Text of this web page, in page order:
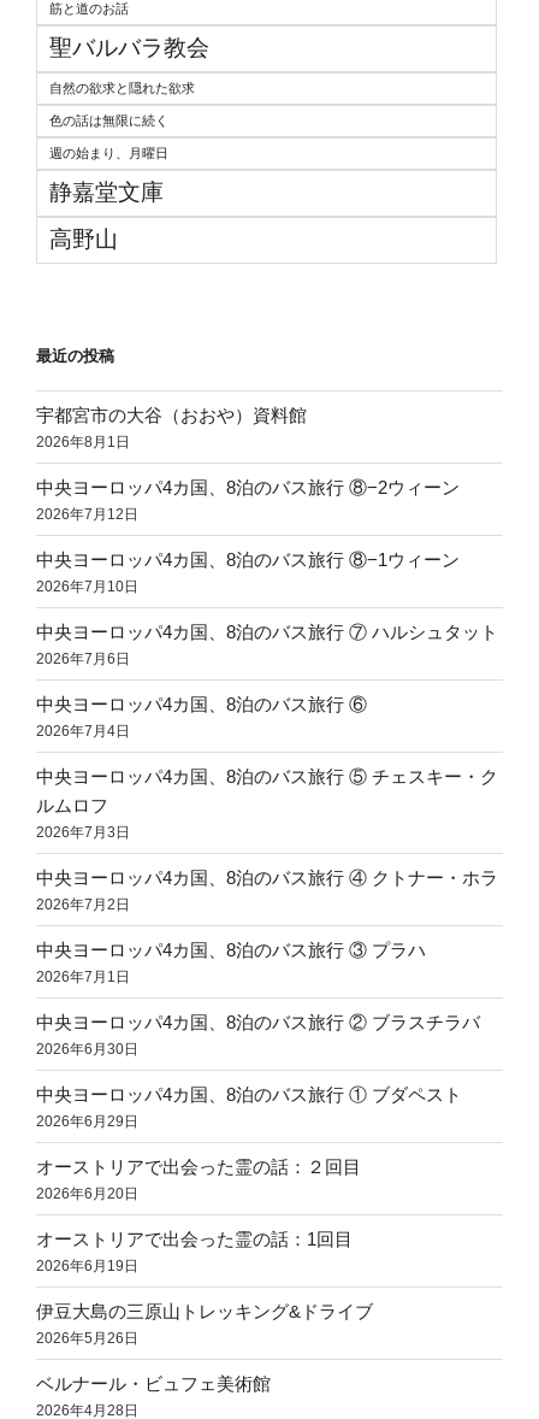
筋と道のお話
聖バルバラ教会
自然の欲求と隠れた欲求
色の話は無限に続く
週の始まり、月曜日
静嘉堂文庫
高野山
最近の投稿
宇都宮市の大谷（おおや）資料館
2026年8月1日
中央ヨーロッパ4カ国、8泊のバス旅行 ⑧−2ウィーン
2026年7月12日
中央ヨーロッパ4カ国、8泊のバス旅行 ⑧−1ウィーン
2026年7月10日
中央ヨーロッパ4カ国、8泊のバス旅行 ⑦ ハルシュタット
2026年7月6日
中央ヨーロッパ4カ国、8泊のバス旅行 ⑥
2026年7月4日
中央ヨーロッパ4カ国、8泊のバス旅行 ⑤ チェスキー・ク
ルムロフ
2026年7月3日
中央ヨーロッパ4カ国、8泊のバス旅行 ④ クトナー・ホラ
2026年7月2日
中央ヨーロッパ4カ国、8泊のバス旅行 ③ プラハ
2026年7月1日
中央ヨーロッパ4カ国、8泊のバス旅行 ② ブラスチラバ
2026年6月30日
中央ヨーロッパ4カ国、8泊のバス旅行 ① ブダペスト
2026年6月29日
オーストリアで出会った霊の話：２回目
2026年6月20日
オーストリアで出会った霊の話：1回目
2026年6月19日
伊豆大島の三原山トレッキング&ドライブ
2026年5月26日
ベルナール・ビュフェ美術館
2026年4月28日